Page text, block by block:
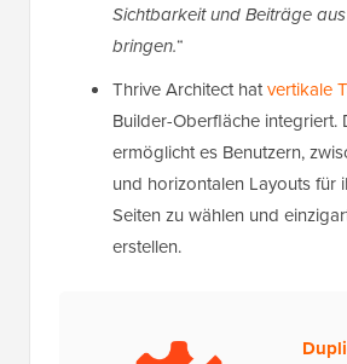
Sichtbarkeit und Beiträge
bringen.“
Thrive Architect hatvertikale
Builder-Oberfläche integriert.
ermöglicht es Benutzern,
und horizontalen Layouts für
Seiten zu wählen und
erstellen.